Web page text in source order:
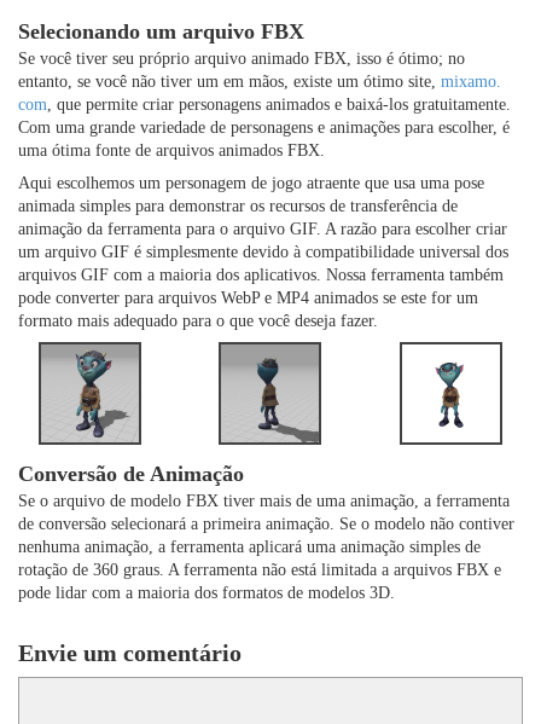
Selecionando um arquivo FBX
Se você tiver seu próprio arquivo animado FBX, isso é ótimo; no
entanto, se você não tiver um em mãos, existe um ótimo site, mixamo.
com, que permite criar personagens animados e baixá-los gratuitamente.
Com uma grande variedade de personagens e animações para escolher, é
uma ótima fonte de arquivos animados FBX.
Aqui escolhemos um personagem de jogo atraente que usa uma pose
animada simples para demonstrar os recursos de transferência de
animação da ferramenta para o arquivo GIF. A razão para escolher criar
um arquivo GIF é simplesmente devido à compatibilidade universal dos
arquivos GIF com a maioria dos aplicativos. Nossa ferramenta também
pode converter para arquivos WebP e MP4 animados se este for um
formato mais adequado para o que você deseja fazer.
Conversão de Animação
Se o arquivo de modelo FBX ​​tiver mais de uma animação, a ferramenta
de conversão selecionará a primeira animação. Se o modelo não contiver
nenhuma animação, a ferramenta aplicará uma animação simples de
rotação de 360 ​​graus. A ferramenta não está limitada a arquivos FBX ​​e
pode lidar com a maioria dos formatos de modelos 3D.
Envie um comentário